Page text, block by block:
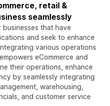
retail &
seamlessly
that have
and seek to enhance
various operations
eCommerce and
their operations, enhance
by seamlessly integrating
warehousing,
and customer service